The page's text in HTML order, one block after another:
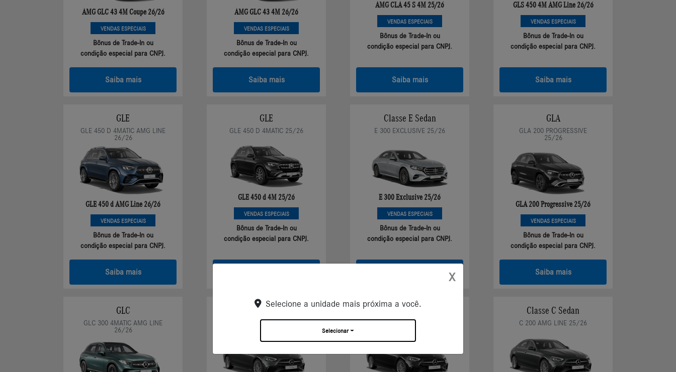
AMG GLC 43 4M Coupe 26/26
VENDAS ESPECIAIS
Bônus de Trade-In ou
condição especial para CNPJ.
Saiba mais
AMG GLC 43 4M 26/26
VENDAS ESPECIAIS
Bônus de Trade-In ou
condição especial para CNPJ.
Saiba mais
AMG CLA 45 S 4M 25/26
VENDAS ESPECIAIS
Bônus de Trade-In ou
condição especial para CNPJ.
Saiba mais
GLS 450 4M AMG Line 26/26
VENDAS ESPECIAIS
Bônus de Trade-In ou
condição especial para CNPJ.
Saiba mais
GLE
GLE 450 D 4MATIC AMG LINE
26/26
GLE 450 d AMG Line 26/26
VENDAS ESPECIAIS
Bônus de Trade-In ou
condição especial para CNPJ.
Saiba mais
GLE
GLE 450 D 4MATIC 25/26
GLE 450 d 4M 25/26
VENDAS ESPECIAIS
Bônus de Trade-In ou
condição especial para CNPJ.
Classe E Sedan
E 300 EXCLUSIVE 25/26
E 300 Exclusive 25/26
VENDAS ESPECIAIS
Bônus de Trade-In ou
condição especial para CNPJ.
GLA
GLA 200 PROGRESSIVE
25/26
GLA 200 Progressive 25/26
VENDAS ESPECIAIS
Bônus de Trade-In ou
condição especial para CNPJ.
Saiba mais
GLC
GLC 300 4MATIC AMG LINE
26/26
Classe C Sedan
C 300 AMG LINE 2026 C 200 AMG LINE 26/26
Classe C Sedan
C 200 AMG LINE 25/26
X
Selecione a unidade mais próxima a você.
Selecionar